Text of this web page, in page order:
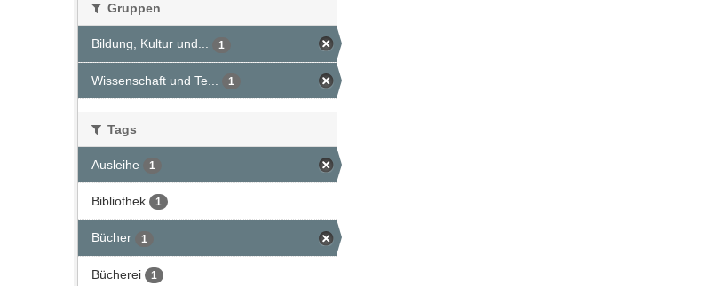
Gruppen
Bildung, Kultur und... 1
Wissenschaft und Te... 1
Tags
Ausleihe 1
Bibliothek 1
Bücher 1
Bücherei 1